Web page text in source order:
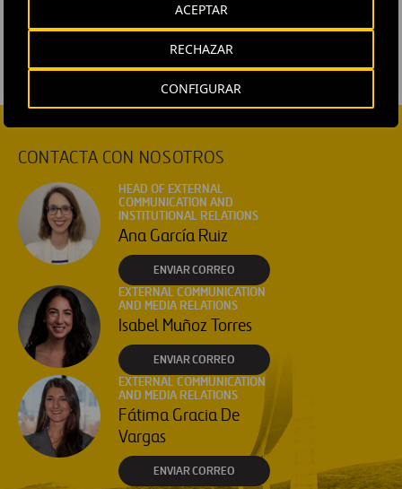
CONFIGURAR
RECHAZAR
ACEPTAR
CONTACTA CON NOSOTROS
HEAD OF EXTERNAL
COMMUNICATION AND
INSTITUTIONAL RELATIONS
Ana García Ruiz
ENVIAR CORREO
EXTERNAL COMMUNICATION
AND MEDIA RELATIONS
Isabel Muñoz Torres
ENVIAR CORREO
EXTERNAL COMMUNICATION
AND MEDIA RELATIONS
Fátima Gracia De
Vargas
ENVIAR CORREO